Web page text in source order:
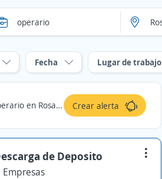
Fecha Lugar de trabajo
Rosario, Santa Fe Crear alerta
de Deposito